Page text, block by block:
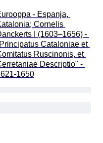
- Espanja,
Cornelis
I (1603–1656) -
Cataloniae et
Ruscinonis, et
Descriptio" -
1650